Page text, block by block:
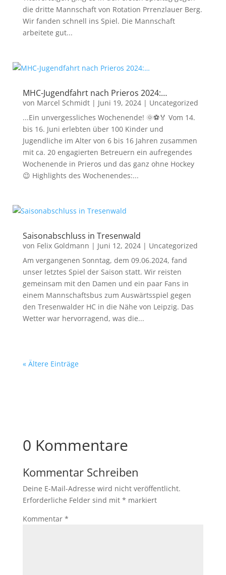
die dritte Mannschaft von Rotation Prrenzlauer Berg.
Wir fanden schnell ins Spiel. Die Mannschaft
arbeitete gut...
MHC-Jugendfahrt nach Prieros 2024:…
von Marcel Schmidt| Juni 19, 2024| Uncategorized
...Ein unvergessliches Wochenende! 🌞⚽🏅 Vom 14.
bis 16. Juni erlebten über 100 Kinder und
Jugendliche im Alter von 6 bis 16 Jahren zusammen
mit ca. 20 engagierten Betreuern ein aufregendes
Wochenende in Prieros und das ganz ohne Hockey
😉 Highlights des Wochenendes:...
Saisonabschluss in Tresenwald
von Felix Goldmann | Juni 12, 2024| Uncategorized
Am vergangenen Sonntag, dem 09.06.2024, fand
unser letztes Spiel der Saison statt. Wir reisten
gemeinsam mit den Damen und ein paar Fans in
einem Mannschaftsbus zum Auswärtsspiel gegen
den Tresenwalder HC in die Nähe von Leipzig. Das
Wetter war hervorragend, was die...
« Ältere Einträge
0 Kommentare
Kommentar Schreiben
Deine E-Mail-Adresse wird nicht veröffentlicht.
Erforderliche Felder sind mit * markiert
Kommentar *